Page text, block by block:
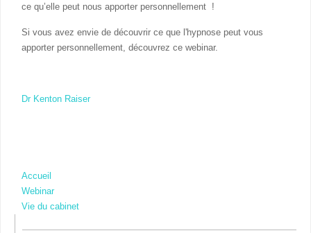
ce qu’elle peut nous apporter personnellement !
Si vous avez envie de découvrir ce que l'hypnose peut vous
apporter personnellement, découvrez ce webinar.
Dr Kenton Raiser
Accueil
Webinar
Vie du cabinet